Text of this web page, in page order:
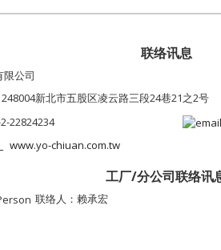
联络讯息
限公司
248004新北市五股区凌云路三段24巷21之2号
22824234
www.yo-chiuan.com.tw
工厂/分公司联络讯
联络人：赖承宏